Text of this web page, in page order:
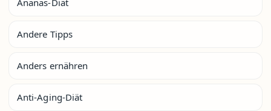
Andere Tipps
Anders ernähren
Anti-Aging-Diät